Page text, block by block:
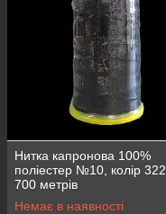
Нитка капронова 100%
поліестер №10, колір 322,
700 метрів
Немає в наявності